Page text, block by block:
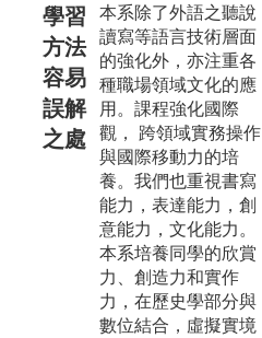
學習
方法
容易
誤解
之處
本系除了外語之聽說
讀寫等語言技術層面
的強化外，亦注重各
種職場領域文化的應
用。課程強化國際
觀， 跨領域實務操作
與國際移動力的培
養。我們也重視書寫
能力，表達能力，創
意能力，文化能力。
本系培養同學的欣賞
力、創造力和實作
力，在歷史學部分與
數位結合，虛擬實境